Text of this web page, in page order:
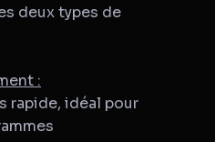
deux types de
:
rapide, idéal pour